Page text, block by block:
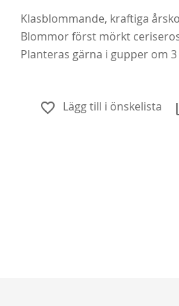
Köp
Klasblommande, kraftiga
Blommor först mörkt
Planteras gärna i gupper om
Lägg till i önskelista